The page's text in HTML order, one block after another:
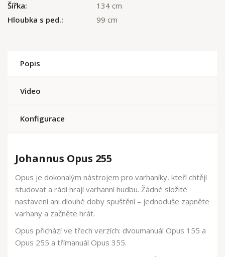
Šířka:
134 cm
Hloubka s ped.:
99 cm
Popis
Video
Konfigurace
Johannus Opus 255
Opus je dokonalým nástrojem pro varhaníky, kteří chtějí
studovat a rádi hrají varhanní hudbu. Žádné složité
nastavení ani dlouhé doby spuštění – jednoduše zapněte
varhany a začněte hrát.
Opus přichází ve třech verzích: dvoumanuál Opus 155 a
Opus 255 a třímanuál Opus 355.